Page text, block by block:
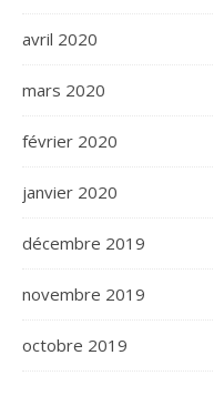
avril 2020
mars 2020
février 2020
janvier 2020
décembre 2019
novembre 2019
octobre 2019